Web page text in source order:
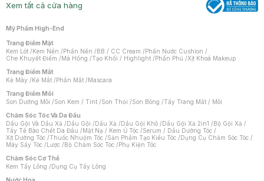
Xem tất cả cửa hàng
Mỹ Phẩm High-End
Trang Điểm Mặt
Kem Lót /Kem Nền /Phấn Nền /BB / CC Cream /Phấn Nước Cushion /
Che Khuyết Điểm /Má Hồng /Tạo Khối / Highlight /Phấn Phủ /Xịt Khoá Makeup
Trang Điểm Mắt
Kẻ Mày /Kẻ Mắt /Phấn Mắt /Mascara
Trang Điểm Môi
Son Dưỡng Môi /Son Kem / Tint /Son Thỏi /Son Bóng /Tẩy Trang Mắt / Môi
Chăm Sóc Tóc Và Da Đầu
Dầu Gội Và Dầu Xả /Dầu Gội /Dầu Xả /Dầu Gội Khô /Dầu Gội Xả 2in1 /Bộ Gội Xả /
Tẩy Tế Bào Chết Da Đầu /Mặt Nạ / Kem Ủ Tóc /Serum / Dầu Dưỡng Tóc /
Xịt Dưỡng Tóc /Thuốc Nhuộm Tóc /Sản Phẩm Tạo Kiểu Tóc /Dụng Cụ Chăm Sóc Tóc /
Máy Sấy Tóc /Lược /Bộ Chăm Sóc Tóc /Phụ Kiện Tóc
Chăm Sóc Cơ Thể
Kem Tẩy Lông /Dụng Cụ Tẩy Lông